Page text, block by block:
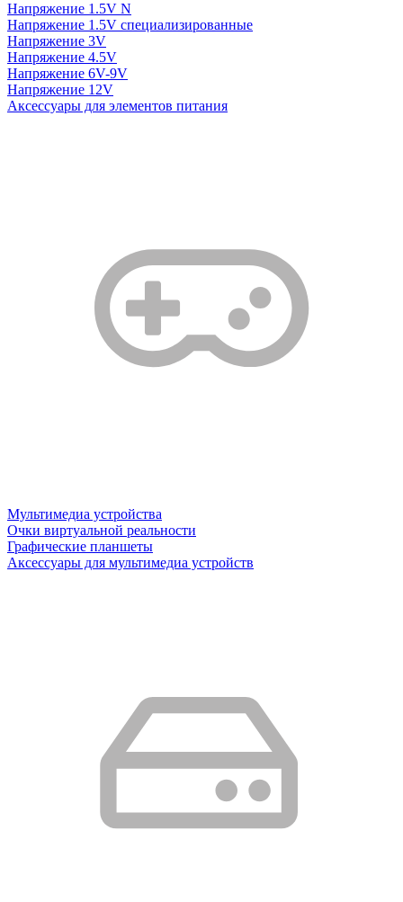
Напряжение 1.5V N
Напряжение 1.5V специализированные
Напряжение 3V
Напряжение 4.5V
Напряжение 6V-9V
Напряжение 12V
Аксессуары для элементов питания
Мультимедиа устройства
Очки виртуальной реальности
Графические планшеты
Аксессуары для мультимедиа устройств